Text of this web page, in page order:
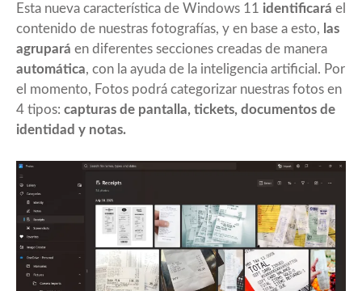
Esta nueva característica de Windows 11 identificará el
contenido de nuestras fotografías, y en base a esto, las
agrupará en diferentes secciones creadas de manera
automática, con la ayuda de la inteligencia artificial. Por
el momento, Fotos podrá categorizar nuestras fotos en
4 tipos: capturas de pantalla, tickets, documentos de
identidad y notas.